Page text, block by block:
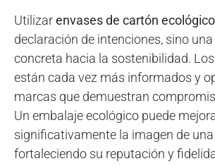
Utilizarenvases de cartón ecológico
declaración de intenciones, sino
concreta hacia la sostenibilidad.
están cada vez más informados y
marcas que demuestran
Un embalaje ecológico puede
significativamente la imagen de
fortaleciendo su reputación y